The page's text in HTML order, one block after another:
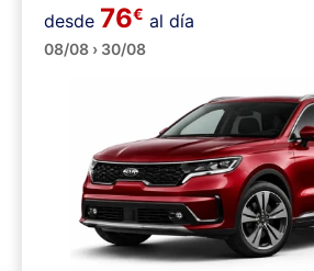
SUVs
desde 76€ al día
08/08 › 30/08